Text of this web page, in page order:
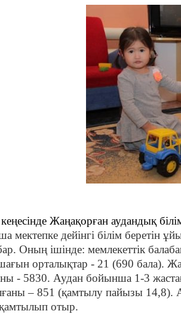
Жаңақорған аудандық
мектепке дейінгі білім беретін
Оның ішінде: мемлекеттік
орталықтар - 21 (690 бала).
- 5830. Аудан бойынша 1-3
– 851 (қамтылу пайызы 14,8).
отыр.